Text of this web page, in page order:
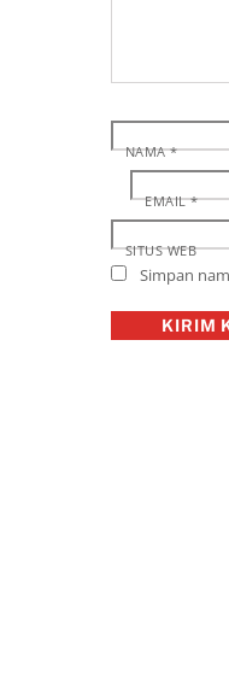
NAMA*
EMAIL*
SITUS WEB
Simpan